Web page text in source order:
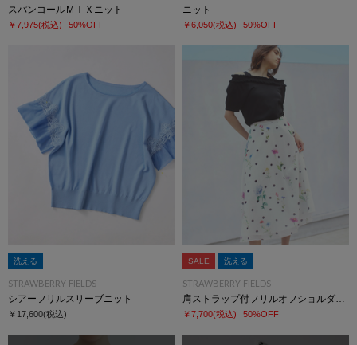
スパンコールＭＩＸニット
￥7,975(税込) 50%OFF
ニット
￥6,050(税込) 50%OFF
洗える
STRAWBERRY-FIELDS
シアーフリルスリーブニット
￥17,600(税込)
SALE 洗える
STRAWBERRY-FIELDS
￥7,700(税込) 50%OFF